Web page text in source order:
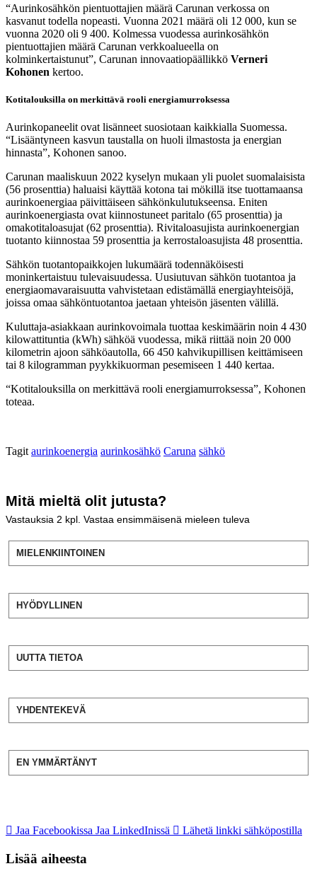
“Aurinkosähkön pientuottajien määrä Carunan verkossa on
kasvanut todella nopeasti. Vuonna 2021 määrä oli 12 000, kun se
vuonna 2020 oli 9 400. Kolmessa vuodessa aurinkosähkön
pientuottajien määrä Carunan verkkoalueella on
kolminkertaistunut”, Carunan innovaatiopäällikkö Verneri
Kohonen kertoo.
Kotitalouksilla on merkittävä rooli energiamurroksessa
Aurinkopaneelit ovat lisänneet suosiotaan kaikkialla Suomessa.
“Lisääntyneen kasvun taustalla on huoli ilmastosta ja energian
hinnasta”, Kohonen sanoo.
Carunan maaliskuun 2022 kyselyn mukaan yli puolet suomalaisista
(56 prosenttia) haluaisi käyttää kotona tai mökillä itse tuottamaansa
aurinkoenergiaa päivittäiseen sähkönkulutukseensa. Eniten
aurinkoenergiasta ovat kiinnostuneet paritalo (65 prosenttia) ja
omakotitaloasujat (62 prosenttia). Rivitaloasujista aurinkoenergian
tuotanto kiinnostaa 59 prosenttia ja kerrostaloasujista 48 prosenttia.
Sähkön tuotantopaikkojen lukumäärä todennäköisesti
moninkertaistuu tulevaisuudessa. Uusiutuvan sähkön tuotantoa ja
energiaomavaraisuutta vahvistetaan edistämällä energiayhteisöjä,
joissa omaa sähköntuotantoa jaetaan yhteisön jäsenten välillä.
Kuluttaja-asiakkaan aurinkovoimala tuottaa keskimäärin noin 4 430
kilowattituntia (kWh) sähköä vuodessa, mikä riittää noin 20 000
kilometrin ajoon sähköautolla, 66 450 kahvikupillisen keittämiseen
tai 8 kilogramman pyykkikuorman pesemiseen 1 440 kertaa.
“Kotitalouksilla on merkittävä rooli energiamurroksessa”, Kohonen
toteaa.
Tagit aurinkoenergia aurinkosähkö Caruna sähkö
Mitä mieltä olit jutusta?
Vastauksia 2 kpl. Vastaa ensimmäisenä mieleen tuleva
MIELENKIINTOINEN
HYÖDYLLINEN
UUTTA TIETOA
YHDENTEKEVÄ
EN YMMÄRTÄNYT
Jaa Facebookissa Jaa LinkedInissä Lähetä linkki sähköpostilla
Lisää aiheesta